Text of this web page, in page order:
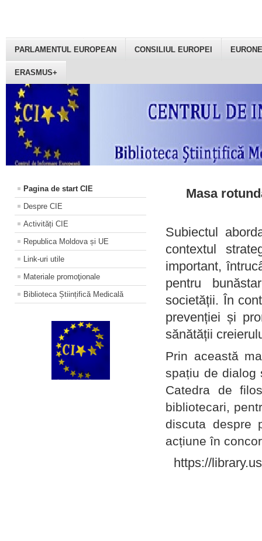
PARLAMENTUL EUROPEAN CONSILIUL EUROPEI
ERASMUS+
Pagina de start CIE
Despre CIE
Activități CIE
Republica Moldova și UE
Link-uri utile
Materiale promoţionale
Biblioteca Științifică Medicală
Masa
Subiectul
contextul
important,
pentru
societății. În
prevenției și
sănătății
Prin această
spațiu de dialog
Catedra de
bibliotecari,
discuta despre
acțiune în
https://